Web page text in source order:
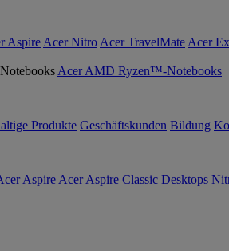
Aspire Acer Nitro Acer TravelMate Acer
Acer AMD Ryzen™-Notebooks
Produkte Geschäftskunden Bildung
Aspire Acer Aspire Classic Desktops